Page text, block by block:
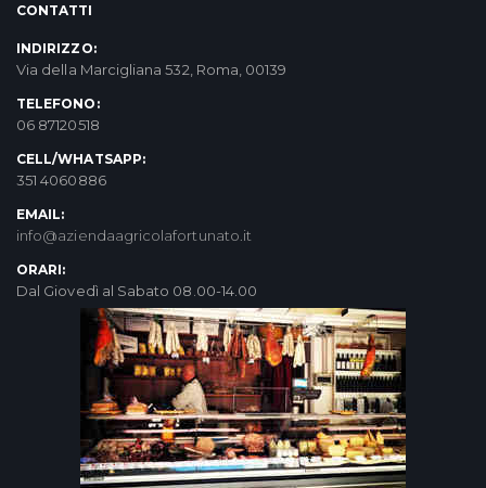
CONTATTI
INDIRIZZO:
Via della Marcigliana 532, Roma, 00139
TELEFONO:
06 87120518
CELL/WHATSAPP:
351 4060886
EMAIL:
info@aziendaagricolafortunato.it
ORARI:
Dal Giovedì al Sabato 08.00-14.00